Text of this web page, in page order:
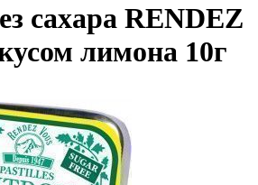
сахара RENDEZ
лимона 10г